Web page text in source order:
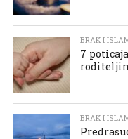
BRAK I
7
BRAK I